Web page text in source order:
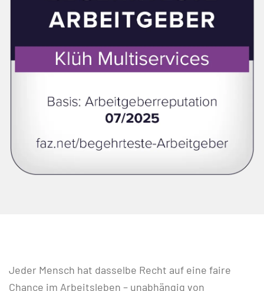
Jeder Mensch hat dasselbe Recht auf eine faire
Chance im Arbeitsleben – unabhängig von